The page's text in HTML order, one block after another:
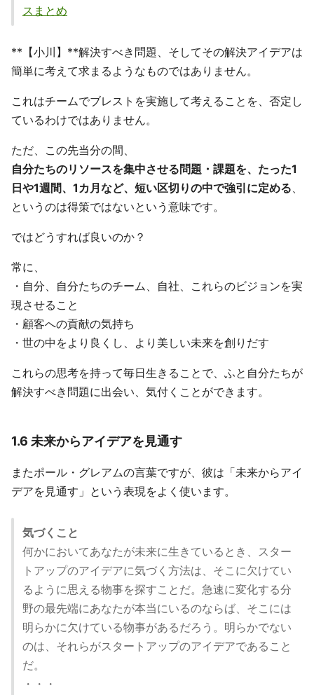
スまとめ
**【小川】**解決すべき問題、そしてその解決アイデアは
簡単に考えて求まるようなものではありません。
これはチームでブレストを実施して考えることを、否定し
ているわけではありません。
ただ、この先当分の間、
自分たちのリソースを集中させる問題・課題を、たった1
日や1週間、1カ月など、短い区切りの中で強引に定める、
というのは得策ではないという意味です。
ではどうすれば良いのか？
常に、
・自分、自分たちのチーム、自社、これらのビジョンを実
現させること
・顧客への貢献の気持ち
・世の中をより良くし、より美しい未来を創りだす
これらの思考を持って毎日生きることで、ふと自分たちが
解決すべき問題に出会い、気付くことができます。
1.6 未来からアイデアを見通す
またポール・グレアムの言葉ですが、彼は「未来からアイ
デアを見通す」という表現をよく使います。
気づくこと
何かにおいてあなたが未来に生きているとき、スター
トアップのアイデアに気づく方法は、そこに欠けてい
るように思える物事を探すことだ。急速に変化する分
野の最先端にあなたが本当にいるのならば、そこには
明らかに欠けている物事があるだろう。明らかでない
のは、それらがスタートアップのアイデアであること
だ。
・・・